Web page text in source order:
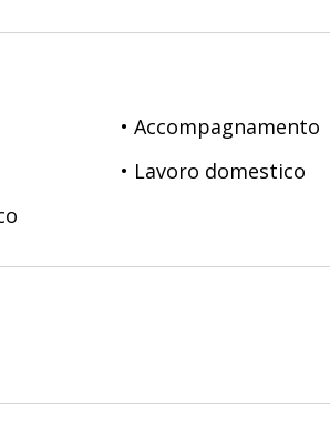
• Accompagnamento
• Lavoro domestico